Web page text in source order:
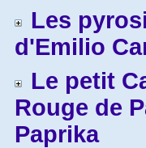
Les
d'Emilio
Le petit
Rouge de
Paprika